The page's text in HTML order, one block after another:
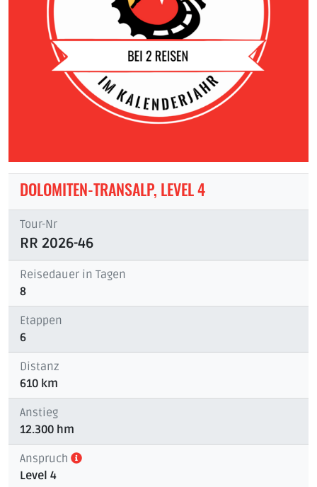
DOLOMITEN-TRANSALP, LEVEL 4
Tour-Nr
RR 2026-46
Reisedauer in Tagen
8
Etappen
6
Distanz
610 km
Anstieg
12.300 hm
Anspruch
Level 4